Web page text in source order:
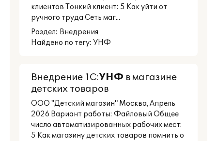
клиентов Тонкий клиент: 5 Как уйти от
ручного труда Сеть маг...
Раздел: Внедрения
Найдено по тегу: УНФ
Внедрение 1С:УНФ в магазине
детских товаров
ООО "Детский магазин" Москва, Апрель
2026 Вариант работы: Файловый Общее
число автоматизированных рабочих мест:
5 Как магазину детских товаров помнить о